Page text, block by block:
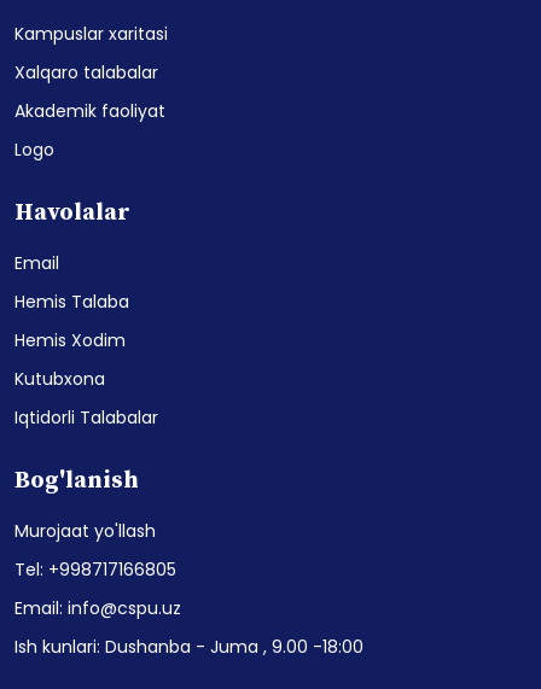
Kampuslar xaritasi
Xalqaro talabalar
Akademik faoliyat
Logo
Havolalar
Email
Hemis Talaba
Hemis Xodim
Kutubxona
Iqtidorli Talabalar
Bog'lanish
Murojaat yo'llash
Tel: +998717166805
Email: info@cspu.uz
Ish kunlari: Dushanba - Juma , 9.00 -18:00